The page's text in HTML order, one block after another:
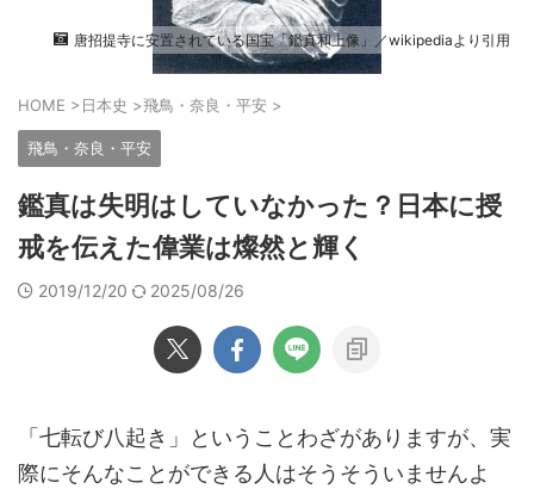
唐招提寺に安置されている国宝「鑑真和上像」／wikipediaより引用
HOME >日本史 >飛鳥・奈良・平安 >
飛鳥・奈良・平安
鑑真は失明はしていなかった？日本に授
戒を伝えた偉業は燦然と輝く
2019/12/20 2025/08/26
「七転び八起き」ということわざがありますが、実
際にそんなことができる人はそうそういませんよ